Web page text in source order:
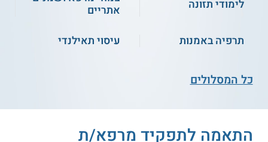
לימודי רפואה מערבית
הילינג
לימודי רפואה סינית לימודי סו-ג'וק
לימודי שפת גוף
אבחון בכף יד
לימודי תזונה
אתריים
תרפיה באמנות
עיסוי תאילנדי
כל המסלולים
התאמה לתפקיד מרפא/ת